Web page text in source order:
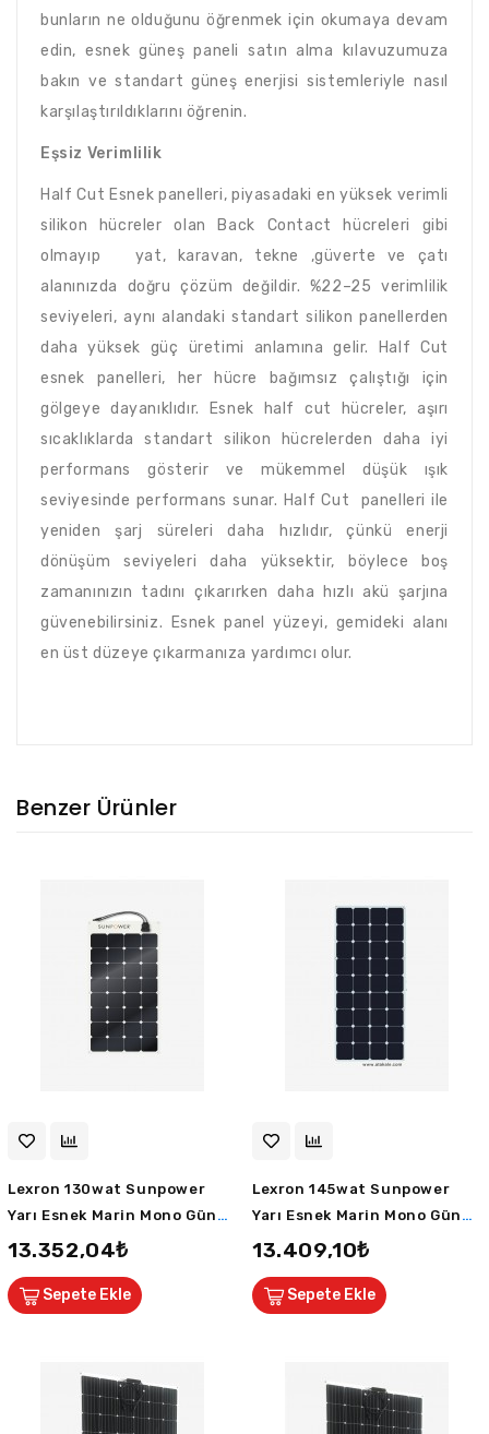
bunların ne olduğunu öğrenmek için okumaya devam
edin, esnek güneş paneli satın alma kılavuzumuza
bakın ve standart güneş enerjisi sistemleriyle nasıl
karşılaştırıldıklarını öğrenin.
Eşsiz Verimlilik
Half Cut Esnek panelleri, piyasadaki en yüksek verimli
silikon hücreler olan Back Contact hücreleri gibi
olmayıp yat, karavan, tekne ,güverte ve çatı
alanınızda doğru çözüm değildir. %22–25 verimlilik
seviyeleri, aynı alandaki standart silikon panellerden
daha yüksek güç üretimi anlamına gelir. Half Cut
esnek panelleri, her hücre bağımsız çalıştığı için
gölgeye dayanıklıdır. Esnek half cut hücreler, aşırı
sıcaklıklarda standart silikon hücrelerden daha iyi
performans gösterir ve mükemmel düşük ışık
seviyesinde performans sunar. Half Cut panelleri ile
yeniden şarj süreleri daha hızlıdır, çünkü enerji
dönüşüm seviyeleri daha yüksektir, böylece boş
zamanınızın tadını çıkarırken daha hızlı akü şarjına
güvenebilirsiniz. Esnek panel yüzeyi, gemideki alanı
en üst düzeye çıkarmanıza yardımcı olur.
Benzer Ürünler
Lexron 130wat Sunpower
Yarı Esnek Marin Mono Güneş
Paneli ETFE
13.352,04₺
Sepete Ekle
Lexron 145wat Sunpower
Yarı Esnek Marin Mono Güneş
Paneli TPT/PET
13.409,10₺
Sepete Ekle